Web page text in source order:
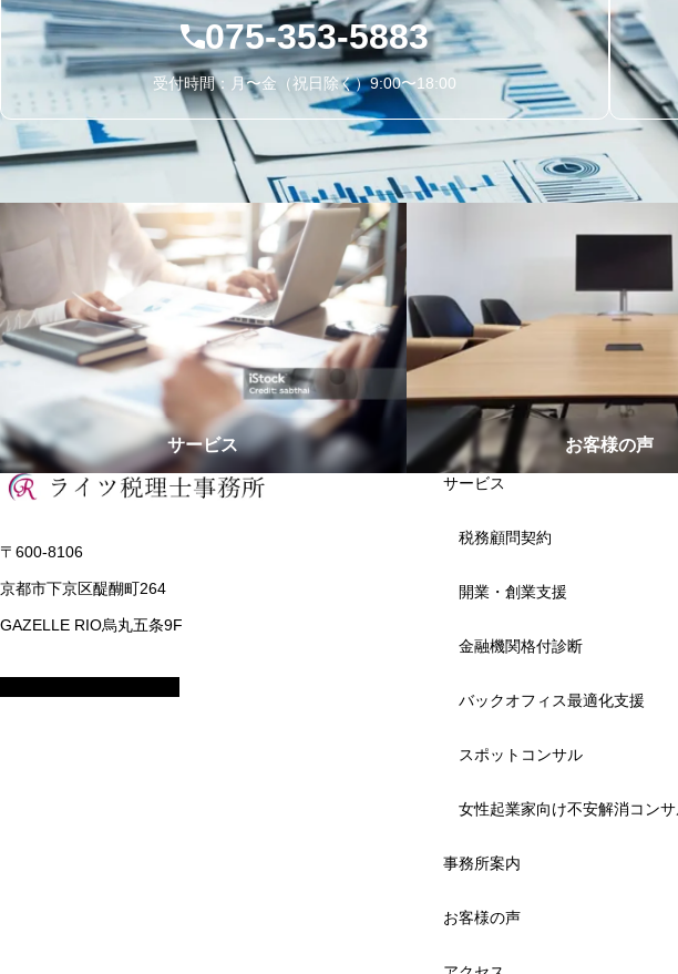
075-353-5883
受付時間：月〜金（祝日除く）9:00〜18:00
サービス お客様の声
〒600-8106
京都市下京区醍醐町264
GAZELLE RIO烏丸五条9F
サービス
税務顧問契約
開業・創業支援
金融機関格付診断
バックオフィス最適化支援
スポットコンサル
女性起業家向け不安解消コン
事務所案内
お客様の声